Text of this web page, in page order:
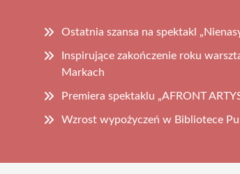
Ostatnia szansa na spektakl
Inspirujące zakończenie roku
Markach
Premiera spektaklu „AFRONT
Wzrost wypożyczeń w Bibliotece